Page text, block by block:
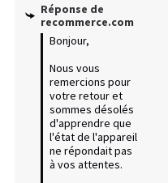
Réponse de
recommerce.com
Bonjour,
Nous vous
remercions pour
votre retour et
sommes désolés
d'apprendre que
l'état de l'appareil
ne répondait pas
à vos attentes.